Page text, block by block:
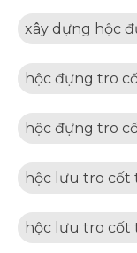
xây dựng hộc
hộc đựng tro
hộc đựng tro
hộc lưu tro cốt
hộc lưu tro